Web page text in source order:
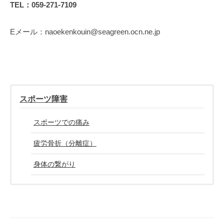
TEL：059-271-7109
Eメール：naoekenkouin@seagreen.ocn.ne.jp
スポーツ障害
スポーツでの痛み
疲労骨折（分離症）
身体の繋がり